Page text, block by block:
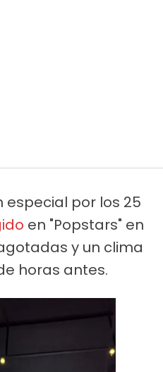
especial por los 25
en "Popstars" en
y un clima
horas antes.